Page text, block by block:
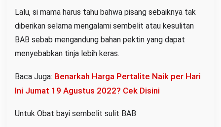
Lalu, si mama harus tahu bahwa pisang sebaiknya tak
diberikan selama mengalami sembelit atau kesulitan
BAB sebab mengandung bahan pektin yang dapat
menyebabkan tinja lebih keras.
Baca Juga: Benarkah Harga Pertalite Naik per Hari
Ini Jumat 19 Agustus 2022? Cek Disini
Untuk Obat bayi sembelit sulit BAB